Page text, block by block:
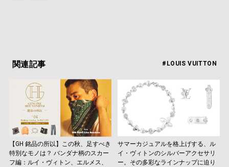
関連記事 #LOUIS VUITTON
【GH 銘品の所以】この秋、足すべき
特別なモノは？ バンダナ柄のスカー
フ編：ルイ・ヴィトン、エルメス、
サマーカジュアルを格上げする、ル
イ・ヴィトンのシルバーアクセサリ
ー。その多彩なラインナップに迫り